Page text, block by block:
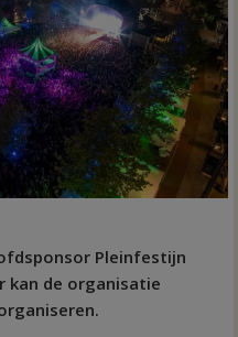
Pleinfestijn
kan de organisatie